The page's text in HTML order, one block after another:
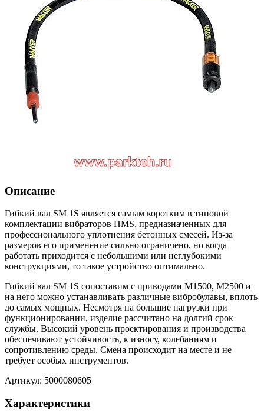
Описание
Гибкий вал SM 1S является самым коротким в типовой
комплектации вибраторов HMS, предназначенных для
профессионального уплотнения бетонных смесей. Из-за
размеров его применение сильно ограничено, но когда
работать приходится с небольшими или неглубокими
конструкциями, то такое устройство оптимально.
Гибкий вал SM 1S сопоставим с приводами M1500, M2500 и
на него можно устанавливать различные вибробулавы, вплоть
до самых мощных. Несмотря на большие нагрузки при
функционировании, изделие рассчитано на долгий срок
службы. Высокий уровень проектирования и производства
обеспечивают устойчивость, к износу, колебаниям и
сопротивлению среды. Смена происходит на месте и не
требует особых инструментов.
Артикул: 5000080605
Характеристики